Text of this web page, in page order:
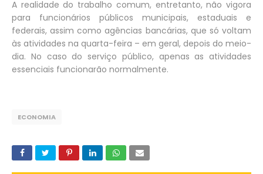
A realidade do trabalho comum, entretanto, não vigora
para funcionários públicos municipais, estaduais e
federais, assim como agências bancárias, que só voltam
às atividades na quarta-feira – em geral, depois do meio-
dia. No caso do serviço público, apenas as atividades
essenciais funcionarão normalmente.
ECONOMIA